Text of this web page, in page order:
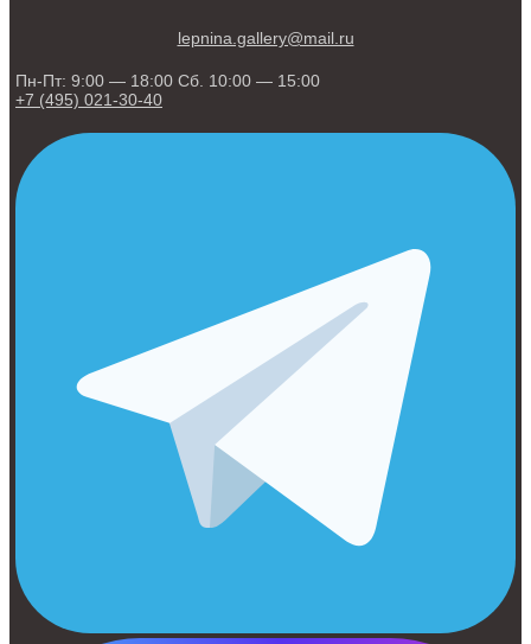
lepnina.gallery@mail.ru
Пн-Пт: 9:00 — 18:00 Сб. 10:00 — 15:00
+7 (495) 021-30-40